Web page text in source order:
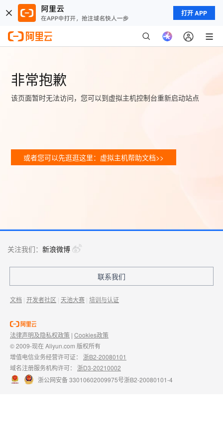
打开 APP
非常抱歉
该页面暂时无法访问，您可以到虚拟主机控制台重新启动站点
或者您可以先逛逛这里：虚拟主机帮助文档>>